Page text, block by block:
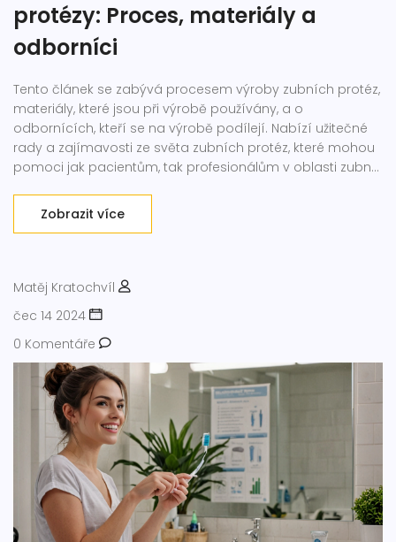
protézy: Proces, materiály a
odborníci
Tento článek se zabývá procesem výroby zubních protéz,
materiály, které jsou při výrobě používány, a o
odbornících, kteří se na výrobě podílejí. Nabízí užitečné
rady a zajímavosti ze světa zubních protéz, které mohou
pomoci jak pacientům, tak profesionálům v oblasti zubní
Zobrazit více
Matěj Kratochvíl
čec 14 2024
0 Komentáře